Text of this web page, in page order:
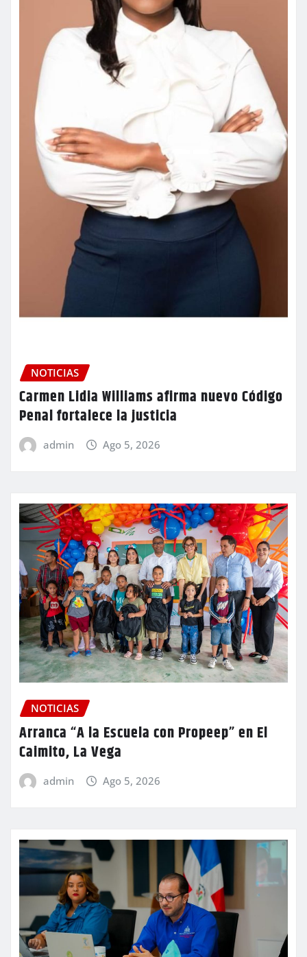
NOTICIAS
Carmen Lidia Williams afirma nuevo Código
Penal fortalece la justicia
admin Ago 5, 2026
NOTICIAS
Arranca “A la Escuela con Propeep” en El
Caimito, La Vega
admin Ago 5, 2026